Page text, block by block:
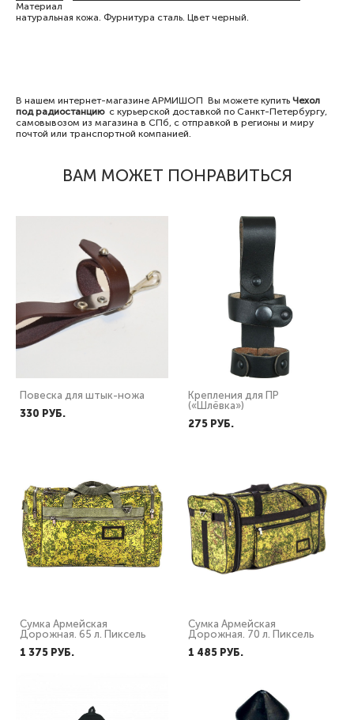
Материал
натуральная кожа. Фурнитура сталь. Цвет черный.
В нашем интернет-магазине АРМИШОП Вы можете купить Чехол
под радиостанцию с курьерской доставкой по Санкт-Петербургу,
самовывозом из магазина в СПб, с отправкой в регионы и миру
почтой или транспортной компанией.
ВАМ МОЖЕТ ПОНРАВИТЬСЯ
Повеска для штык-ножа
330 PУБ.
Крепления для ПР
(«Шлёвка»)
275 PУБ.
Сумка Армейская
Дорожная. 65 л. Пиксель
1 375 PУБ.
Сумка Армейская
Дорожная. 70 л. Пиксель
1 485 PУБ.